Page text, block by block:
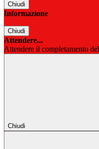
Chiudi
Informazione
Chiudi
Attendere...
Attendere il completamento
Chiudi